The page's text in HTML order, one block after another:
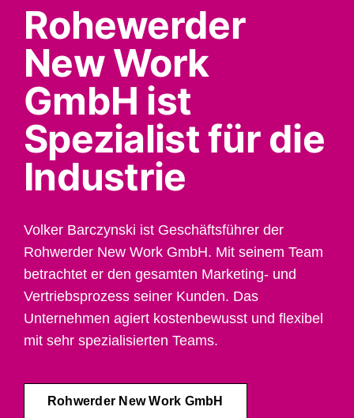
Rohewerder
New Work
GmbH ist
Spezialist für die
Industrie
Volker Barczynski ist Geschäftsführer der
Rohwerder New Work GmbH. Mit seinem Team
betrachtet er den gesamten Marketing- und
Vertriebsprozess seiner Kunden. Das
Unternehmen agiert kostenbewusst und flexibel
mit sehr spezialisierten Teams.
Rohwerder New Work GmbH